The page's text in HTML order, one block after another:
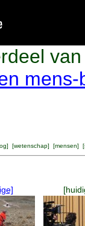
] [wetenschap] [mensen] [